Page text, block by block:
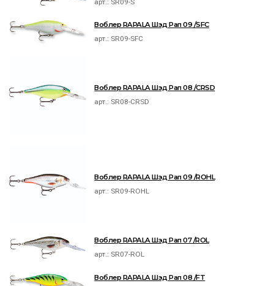
Воблер RAPALA Шэд Рап 09 /SFC
арт.: SR09-SFC
Воблер RAPALA Шэд Рап 08 /CRSD
арт.: SR08-CRSD
Воблер RAPALA Шэд Рап 09 /ROHL
арт.: SR09-ROHL
Воблер RAPALA Шэд Рап 07 /ROL
арт.: SR07-ROL
Воблер RAPALA Шэд Рап 08 /FT